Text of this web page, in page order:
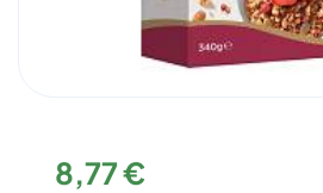
8,77 €